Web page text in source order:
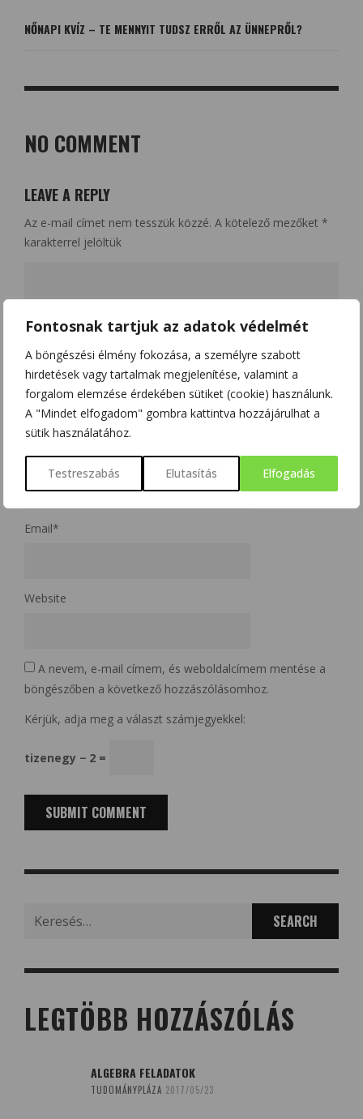
Fontosnak tartjuk az adatok védelmét
A böngészési élmény fokozása, a személyre szabott
hirdetések vagy tartalmak megjelenítése, valamint a
forgalom elemzése érdekében sütiket (cookie) használunk.
A "Mindet elfogadom" gombra kattintva hozzájárulhat a
sütik használatához.
Testreszabás Elutasítás Elfogadás
NŐNAPI KVÍZ – TE MENNYIT TUDSZ ERRŐL AZ ÜNNEPRŐL?
NO COMMENT
LEAVE A REPLY
Az e-mail címet nem tesszük közzé. A kötelező mezőket *
karakterrel jelöltük
Name*
Email*
Website
A nevem, e-mail címem, és weboldalcímem mentése a
böngészőben a következő hozzászólásomhoz.
Kérjük, adja meg a választ számjegyekkel:
tizenegy − 2 =
for:
LEGTÖBB HOZZÁSZÓLÁS
ALGEBRA FELADATOK
TUDOMÁNYPLÁZA 2017/05/23